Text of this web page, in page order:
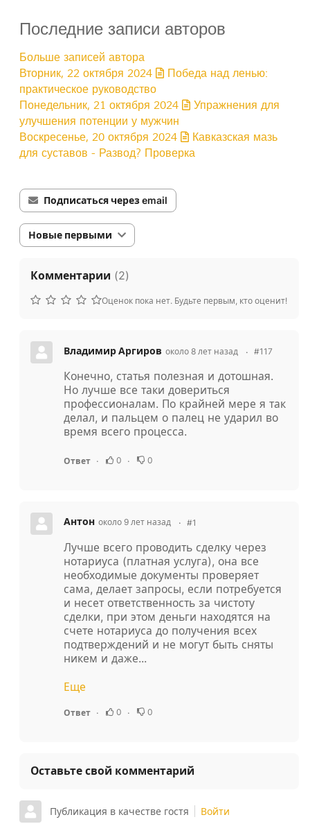
Последние записи авторов
Больше записей автора
Вторник, 22 октября 2024
Победа над ленью:
практическое руководство
Понедельник, 21 октября 2024
Упражнения для
улучшения потенции у мужчин
Воскресенье, 20 октября 2024
Кавказская мазь
для суставов - Развод? Проверка
Подписаться через email
Новые первыми
Комментарии (2)
Оценок пока нет. Будьте первым, кто оценит!
Владимир Аргиров около 8 лет назад #117
Конечно, статья полезная и дотошная.
Но лучше все таки довериться
профессионалам. По крайней мере я так
делал, и пальцем о палец не ударил во
время всего процесса.
Ответ 0 0
Антон около 9 лет назад #1
Лучше всего проводить сделку через
нотариуса (платная услуга), она все
необходимые документы проверяет
сама, делает запросы, если потребуется
и несет ответственность за чистоту
сделки, при этом деньги находятся на
счете нотариуса до получения всех
подтверждений и не могут быть сняты
никем и даже...
Еще
Ответ 0 0
Оставьте свой комментарий
Публикация в качестве гостя Войти